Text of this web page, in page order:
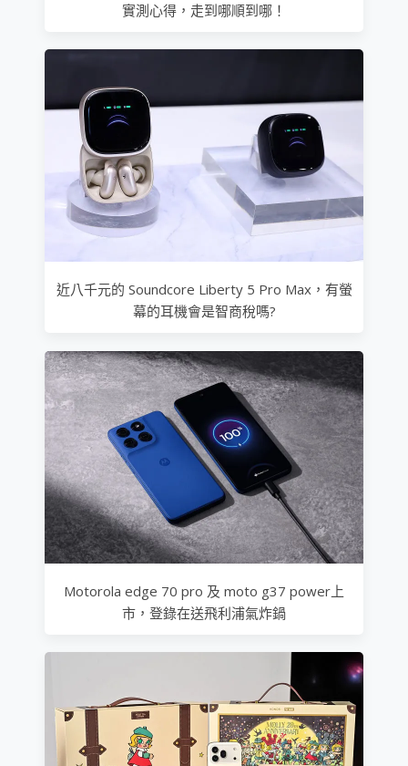
實測心得，走到哪順到哪！
近八千元的 Soundcore Liberty 5 Pro Max，有螢
幕的耳機會是智商稅嗎?
Motorola edge 70 pro 及 moto g37 power上
市，登錄在送飛利浦氣炸鍋